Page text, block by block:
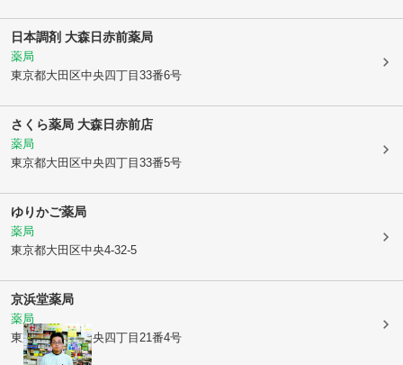
日本調剤 大森日赤前薬局
薬局
東京都大田区中央四丁目33番6号
さくら薬局 大森日赤前店
薬局
東京都大田区中央四丁目33番5号
ゆりかご薬局
薬局
東京都大田区中央4-32-5
京浜堂薬局
薬局
東京都大田区中央四丁目21番4号